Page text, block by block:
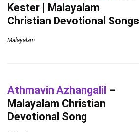
Kester | Malayalam
Christian Devotional Songs
Malayalam
Athmavin Azhangalil –
Malayalam Christian
Devotional Song